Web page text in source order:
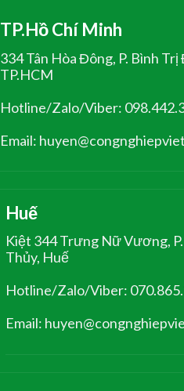
TP.Hồ Chí Minh
334 Tân Hòa Đông, P. Bình Trị
TP.HCM
Hotline/Zalo/Viber:
Email:
Huế
Kiệt 344 Trưng Nữ Vương,
Thủy, Huế
Hotline/Zalo/Viber:
Email: